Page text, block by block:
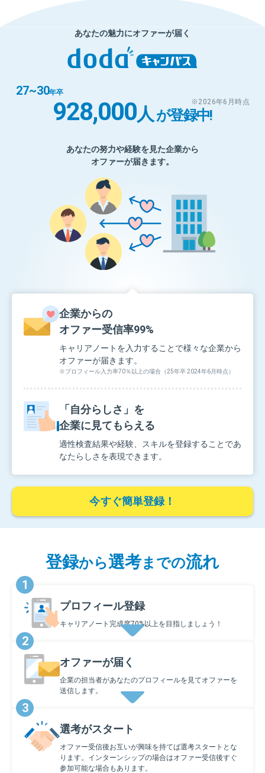
あなたの魅力にオファーが届く
27~30年卒
928,000人 が登録中!
※2026年6月時点
あなたの努力や経験を見た企業から
オファーが届きます。
企業からの
オファー受信率99%
キャリアノートを入力することで様々な企業から
オファーが届きます。
※プロフィール入力率70％以上の場合（25年卒 2024年6月時点）
「自分らしさ」を
企業に見てもらえる
適性検査結果や経験、スキルを登録することであ
なたらしさを表現できます。
今すぐ簡単登録！
登録から選考までの流れ
1
プロフィール登録
キャリアノート完成度70%以上を目指しましょう！
2
オファーが届く
企業の担当者があなたのプロフィールを見てオファーを
送信します。
3
選考がスタート
オファー受信後お互いが興味を持てば選考スタートとな
ります。インターンシップの場合はオファー受信後すぐ
参加可能な場合もあります。